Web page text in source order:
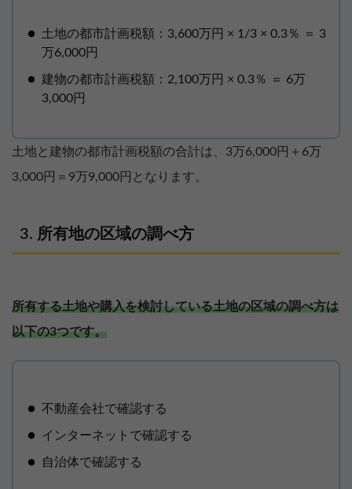
土地の都市計画税額：3,600万円 × 1/3 × 0.3％ ＝ 3
万6,000円
建物の都市計画税額：2,100万円 × 0.3％ ＝ 6万
3,000円
土地と建物の都市計画税額の合計は、3万6,000円＋6万
3,000円＝9万9,000円となります。
所有地の区域の調べ方
所有する土地や購入を検討している土地の区域の調べ方は
以下の3つです。
不動産会社で確認する
インターネットで確認する
自治体で確認する